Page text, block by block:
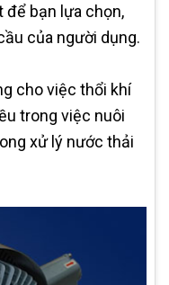
bạn lựa chọn,
của người dụng.
cho việc thổi khí
trong việc nuôi
xử lý nước thải